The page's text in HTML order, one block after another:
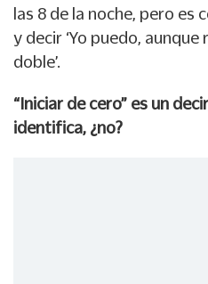
las 8 de la noche, pero
y decir ‘Yo puedo,
doble’.
“Iniciar de cero” es un
identifica, ¿no?